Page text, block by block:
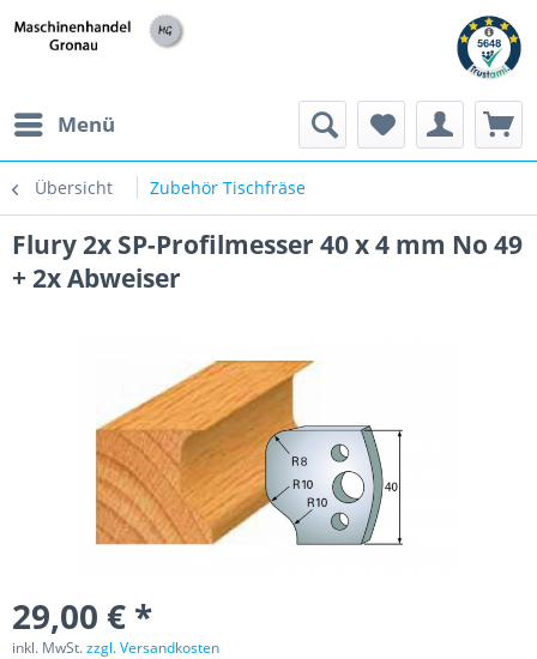
Menü
Übersicht Zubehör Tischfräse
Flury 2x SP-Profilmesser 40 x 4 mm No 49
+ 2x Abweiser
29,00 € *
inkl. MwSt.zzgl. Versandkosten